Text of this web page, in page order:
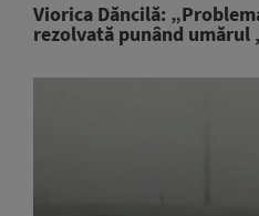
Viorica Dăncilă:
rezolvată punând umărul